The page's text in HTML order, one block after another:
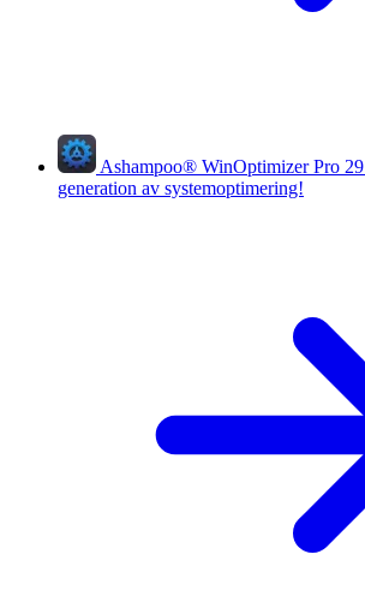
Ashampoo® WinOptimizer Pro 29
generation av systemoptimering!